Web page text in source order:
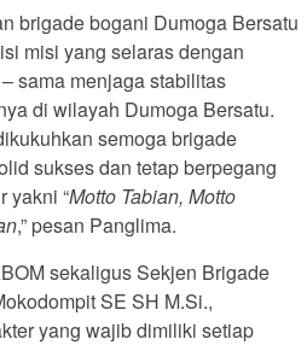
brigade bogani Dumoga Bersatu
misi yang selaras dengan
sama menjaga stabilitas
di wilayah Dumoga Bersatu.
semoga brigade
sukses dan tetap berpegang
yakni “Motto Tabian, Motto
,” pesan Panglima.
sekaligus Sekjen Brigade
SE SH M.Si.,
yang wajib dimiliki setiap